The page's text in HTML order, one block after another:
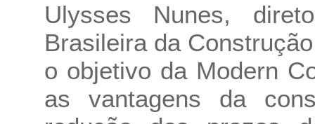
Ulysses Nunes,
Brasileira da
o objetivo da Modern
as vantagens da